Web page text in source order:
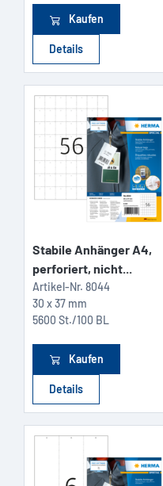
Kaufen
Details
Stabile Anhänger A4,
perforiert, nicht...
Artikel-Nr. 8044
30 x 37 mm
5600 St./100 BL
Kaufen
Details